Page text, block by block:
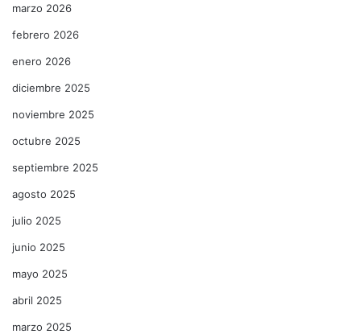
marzo 2026
febrero 2026
enero 2026
diciembre 2025
noviembre 2025
octubre 2025
septiembre 2025
agosto 2025
julio 2025
junio 2025
mayo 2025
abril 2025
marzo 2025